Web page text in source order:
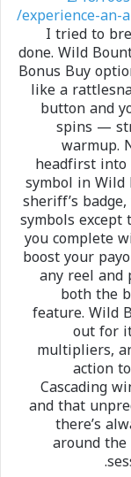
experience-an-
I tried to
done. Wild
Bonus Buy
like a
button and
spins —
warmup.
headfirst
symbol in Wild
sheriff’s
symbols except
you complete
boost your
any reel and
both the
feature. Wild
out for
multipliers,
action
Cascading
and that
there’s
around